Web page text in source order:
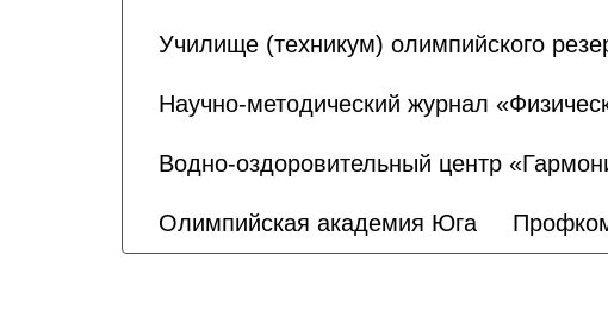
Училище (техникум) олимпийского
Научно-методический журнал
Водно-оздоровительный центр
Олимпийская академия Юга